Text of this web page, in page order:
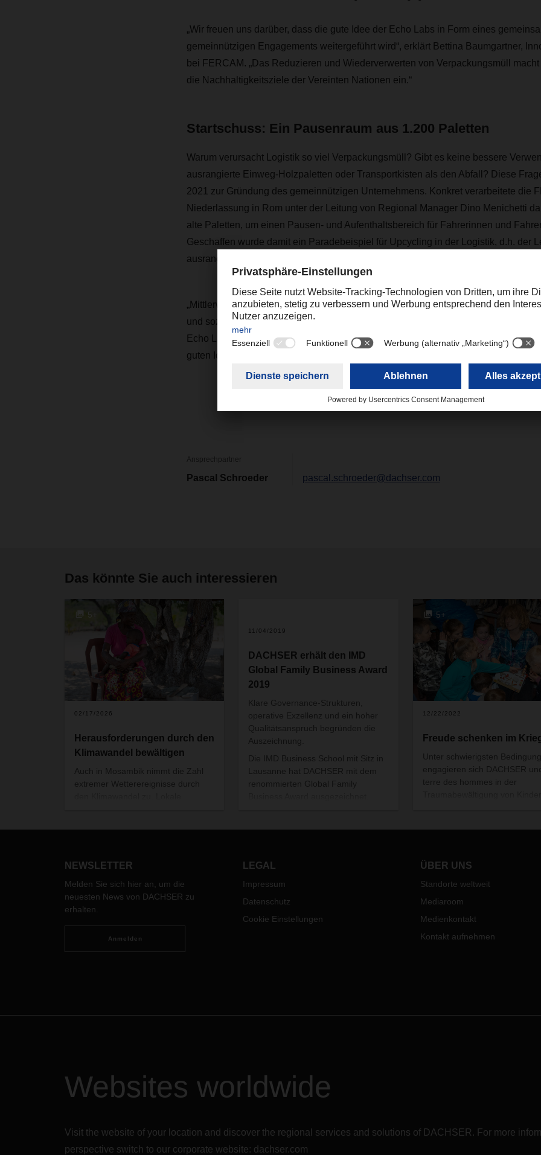
„Wir freuen uns darüber, dass die gute Idee der Echo Labs in Form eines
gemeinnützigen Engagements weitergeführt wird“, erklärt Bettina Baumgartner,
bei FERCAM. „Das Reduzieren und Wiederverwerten von Verpackungsmüll
die Nachhaltigkeitsziele der Vereinten Nationen ein.“
Startschuss: Ein Pausenraum aus 1.200 Paletten
Warum verursacht Logistik so viel Verpackungsmüll? Gibt es keine bessere
ausrangierte Einweg-Holzpaletten oder Transportkisten als den Abfall? Diese
2021 zur Gründung des gemeinnützigen Unternehmens. Konkret verarbeitete die
Niederlassung in Rom unter der Leitung von Regional Manager Dino Menichetti
alte Paletten, um einen Pausen- und Aufenthaltsbereich für Fahrerinnen und
Geschaffen wurde damit ein Paradebeispiel für Upcycling in der Logistik, d.h. der
ausrangierten Gegenstands wird im Sinne der Kreislaufwirtschaft deutlich
„Mittlerweile hat sich das innovative und praxisnahe gemeinnützige Unternehmen,
und soziale Nachhaltigkeit kombiniert, in Italien einen Namen gemacht“, sagt Dino
Echo Labs by FERCAM & DACHSER derzeit leitet. „Die aktuelle Arbeit und
guten Idee wird nun durch den Einstieg von DACHSER & FERCAM Italia
Ansprechpartner
Pascal Schroeder pascal.schroeder@dachser.com
Das könnte Sie auch interessieren
5+
02/17/2026
Herausforderungen durch den
Klimawandel bewältigen
Auch in Mosambik nimmt die Zahl
extremer Wetterereignisse durch
Bevölkerung, die Folgen des
bringen spürbare Verbesserungen
für ihren Alltag.
11/04/2019
DACHSER erhält den IMD
Global Family Business Award
2019
Klare Governance-Strukturen,
operative Exzellenz und ein hoher
Qualitätsanspruch begründen die
Auszeichnung.
Die IMD Business School mit Sitz in
Lausanne hat DACHSER mit dem
renommierten Global Family
Corporate Director Corporate
Rahmen der Jahreskonferenz des
internationalen Netzwerks der
Business Network International) in
5+
12/22/2022
Freude schenken im
Unter schwierigsten
engagieren sich DACHSER
terre des hommes in der
NEWSLETTER
Melden Sie sich hier an, um die
neuesten News von DACHSER zu
erhalten.
Anmelden
LEGAL
Impressum
Datenschutz
Cookie Einstellungen
ÜBER UNS
Standorte weltweit
Mediaroom
Medienkontakt
Kontakt aufnehmen
Websites worldwide
Visit the website of your location and discover the regional services and solutions of DACHSER. For more
perspective switch to our corporate website: dachser.com